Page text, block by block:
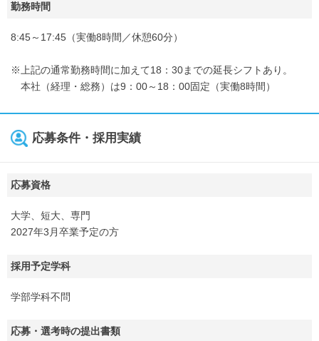
勤務時間
8:45～17:45（実働8時間／休憩60分）
※上記の通常勤務時間に加えて18：30までの延長シフトあり。
本社（経理・総務）は9：00～18：00固定（実働8時間）
応募条件・採用実績
応募資格
大学、短大、専門
2027年3月卒業予定の方
採用予定学科
学部学科不問
応募・選考時の提出書類